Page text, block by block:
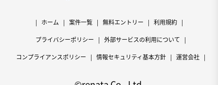
ホーム 案件一覧 無料エントリー 利用規約
プライバシーポリシー 外部サービスの利用について
コンプライアンスポリシー 情報セキュリティ基本方針 運営会社